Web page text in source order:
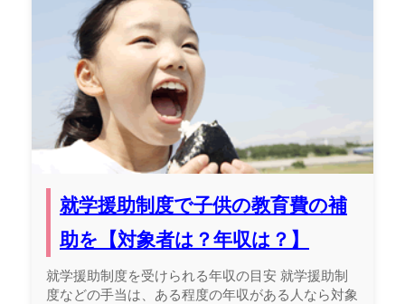
就学援助制度で子供の教育費の補
助を【対象者は？年収は？】
就学援助制度を受けられる年収の目安 就学援助制
度などの手当は、ある程度の年収がある人なら対象